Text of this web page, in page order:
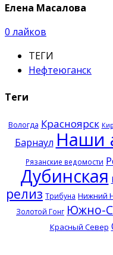
Елена Масалова
0 лайков
ТЕГИ
Нефтеюганск
Теги
Вологда Красноярск
Барнаул Наши
Рязанские ведомости
Дубинская
релиз Трибуна Нижний
Золотой Гонг Южно-
Красный Север